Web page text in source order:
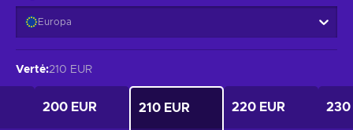
Europa
Vertė:210 EUR
200 EUR 210 EUR 220 EUR 230